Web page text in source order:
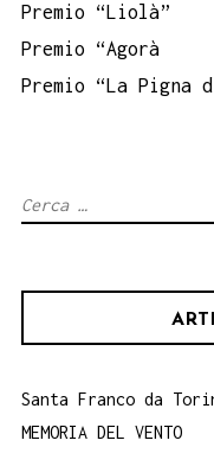
Premio “Liolà”
Premio “Agorà
Premio “La Pigna
Ricerca
Santa Franco da
MEMORIA DEL VENTO